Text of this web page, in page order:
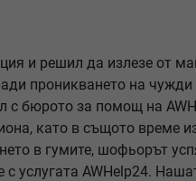
и решил да излезе от
проникването на
бюрото за помощ на
като в същото време
в гумите, шофьорът
услугата AWHelp24.